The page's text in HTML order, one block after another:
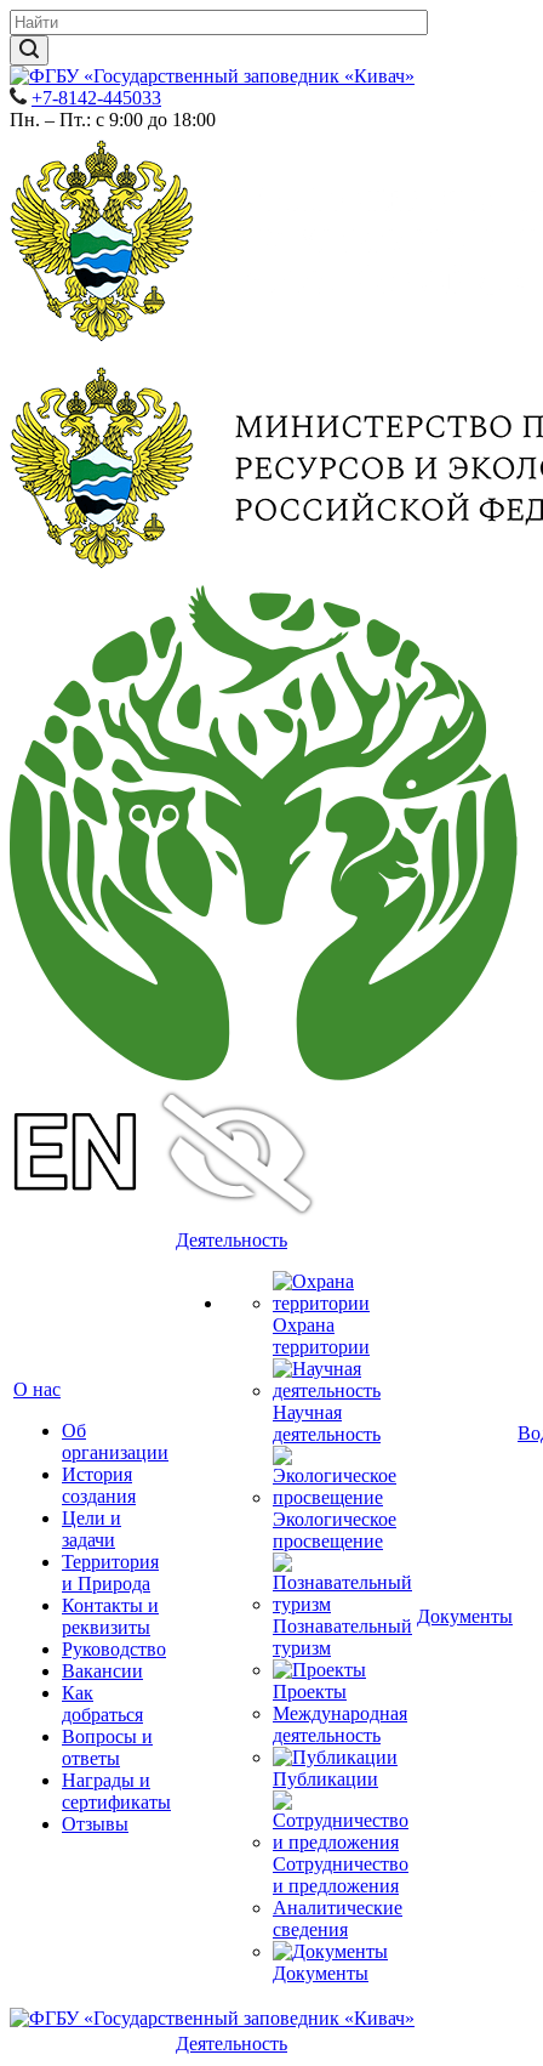
+7-8142-445033
Пн. – Пт.: с 9:00 до 18:00
О нас
Об
организации
История
создания
Цели и
задачи
Территория
и Природа
Контакты и
реквизиты
Руководство
Вакансии
Как
добраться
Вопросы и
ответы
Награды и
сертификаты
Отзывы
Деятельность
Охрана
территории
Научная
деятельность
Экологическое
просвещение
Познавательный
туризм
Проекты
Международная
деятельность
Публикации
Сотрудничество
и предложения
Аналитические
сведения
Документы
Документы
Деятельность